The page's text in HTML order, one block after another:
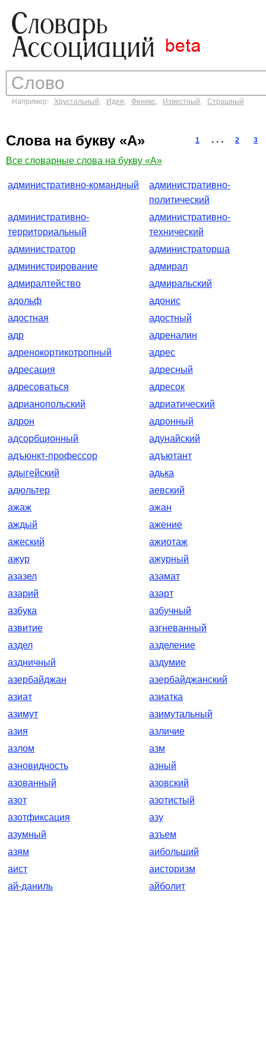
Например: Хрустальный, Идея, Феникс, Известный, Страшный
Слова на букву «А» 1 . . . 2 3
Все словарные слова на букву «А»
административно-командный
административно-
политический
административно-
территориальный
административно-
технический
администратор
администраторша
администрирование
адмирал
адмиралтейство
адмиральский
адольф
адонис
адостная
адостный
адр
адреналин
адренокортикотропный
адрес
адресация
адресный
адресоваться
адресок
адрианопольский
адриатический
адрон
адронный
адсорбционный
адунайский
адъюнкт-профессор
адъютант
адыгейский
адька
адюльтер
аевский
ажаж
ажан
аждый
ажение
ажеский
ажиотаж
ажур
ажурный
азазел
азамат
азарий
азарт
азбука
азбучный
азвитие
азгневанный
аздел
азделение
аздничный
аздумие
азербайджан
азербайджанский
азиат
азиатка
азимут
азимутальный
азия
азличие
азлом
азм
азновидность
азный
азованный
азовский
азот
азотистый
азотфиксация
азу
азумный
азъем
азям
аибольший
аист
аисторизм
ай-даниль
айболит